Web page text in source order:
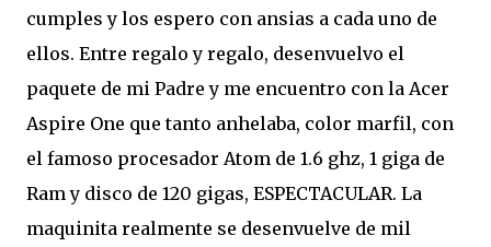
cumples y los espero con ansias a cada uno de
ellos. Entre regalo y regalo, desenvuelvo el
paquete de mi Padre y me encuentro con la Acer
Aspire One que tanto anhelaba, color marfil, con
el famoso procesador Atom de 1.6 ghz, 1 giga de
Ram y disco de 120 gigas, ESPECTACULAR. La
maquinita realmente se desenvuelve de mil